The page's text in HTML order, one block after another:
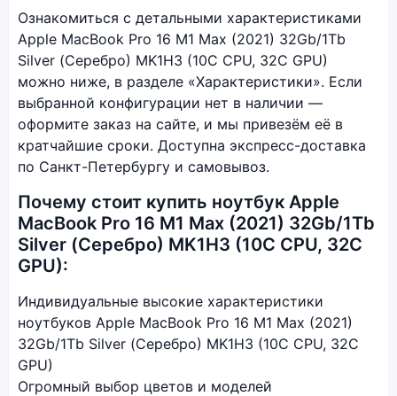
Ознакомиться с детальными характеристиками
Apple MacBook Pro 16 M1 Max (2021) 32Gb/1Tb
Silver (Серебро) MK1H3 (10C CPU, 32C GPU)
можно ниже, в разделе «Характеристики». Если
выбранной конфигурации нет в наличии —
оформите заказ на сайте, и мы привезём её в
кратчайшие сроки. Доступна экспресс-доставка
по Санкт-Петербургу и самовывоз.
Почему стоит купить ноутбук Apple
MacBook Pro 16 M1 Max (2021) 32Gb/1Tb
Silver (Серебро) MK1H3 (10C CPU, 32C
GPU):
Индивидуальные высокие характеристики
ноутбуков Apple MacBook Pro 16 M1 Max (2021)
32Gb/1Tb Silver (Серебро) MK1H3 (10C CPU, 32C
GPU)
Огромный выбор цветов и моделей